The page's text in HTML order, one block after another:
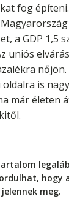
fog
a GDP 1,5
uniós
nőjön.
is
már életen
hogy
meg.